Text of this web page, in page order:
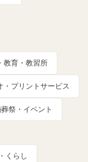
教育・教習所
・プリントサービス
祭・イベント
くらし